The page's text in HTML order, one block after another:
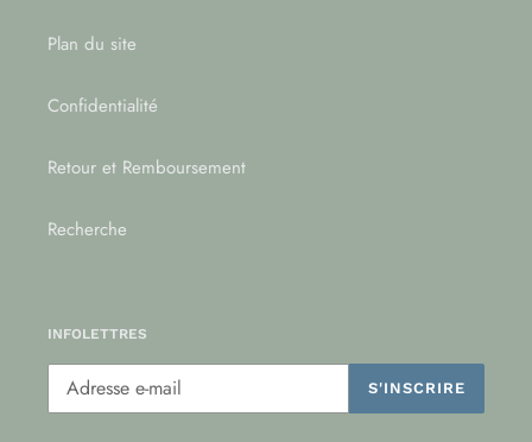
Plan du site
Confidentialité
Retour et Remboursement
Recherche
INFOLETTRES
S'INSCRIRE